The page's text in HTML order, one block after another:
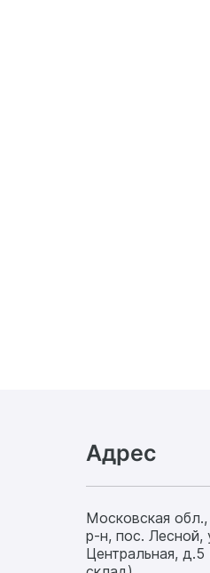
Адрес
Московская
р-н, пос. Лесной,
Центральная,